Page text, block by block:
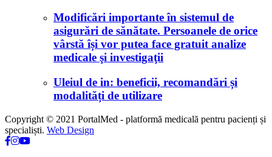
Modificări importante în sistemul de
asigurări de sănătate. Persoanele de orice
vârstă își vor putea face gratuit analize
medicale şi investigaţii
Uleiul de in: beneficii, recomandări și
modalități de utilizare
Copyright © 2021 PortalMed - platformă medicală pentru pacienți și
specialiști. Web Design